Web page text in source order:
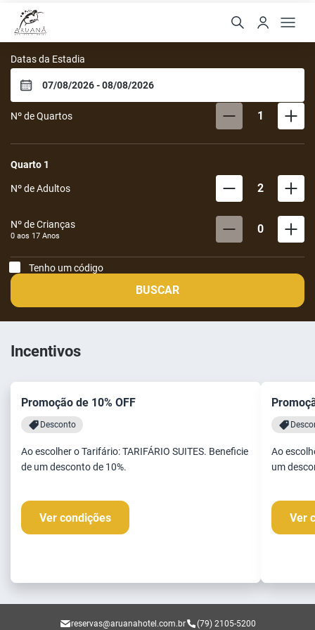
Aruanã Eco Praia Hotel
Datas da Estadia
Nº de Quartos 1
Quarto 1
Nº de Adultos 2
Nº de Crianças
0 aos 17 Anos 0
Tenho um código
BUSCAR
Incentivos
Promoção de 10% OFF
Desconto
Ao escolher o Tarifário: TARIFÁRIO SUITES. Beneficie
de um desconto de 10%.
Ver condições
Ao
um
Ver
reservas@aruanahotel.com.br (79) 2105-5200